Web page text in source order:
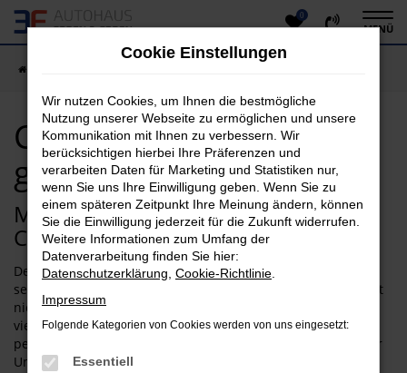
Zum
Hauptinhalt
0
MENÜ
Citroen C3 in Wetzlar
günstig kaufen
Mobilität der Extraklasse: Ihr Citroen
C3 in Wetzlar
Der Citroen C3 ist ein echtes Topmodell und hat sich längst
seinen Platz in der Autowelt erkämpft. Das Fahrzeug genießt
nicht nur aufgrund der exzellenten Verarbeitung und der
vielen Extras eine erstklassige Reputation und eignet sich
perfekt für den Stadtverkehr von Wetzlar und Fahrten in der
Umgebung. Wenn Sie sich für einen Citroen C3 in Wetzlar
Cookie Einstellungen
Wir nutzen Cookies, um Ihnen die bestmögliche
Nutzung unserer Webseite zu ermöglichen und unsere
Kommunikation mit Ihnen zu verbessern. Wir
berücksichtigen hierbei Ihre Präferenzen und
verarbeiten Daten für Marketing und Statistiken nur,
wenn Sie uns Ihre Einwilligung geben. Wenn Sie zu
einem späteren Zeitpunkt Ihre Meinung ändern, können
Sie die Einwilligung jederzeit für die Zukunft widerrufen.
Weitere Informationen zum Umfang der
Datenverarbeitung finden Sie hier:
Datenschutzerklärung Cookie-Richtlinie
Impressum
Folgende Kategorien von Cookies werden von uns eingesetzt:
Essentiell